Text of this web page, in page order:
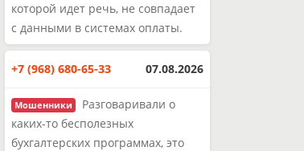
которой идет речь, не совпадает
с данными в системах оплаты.
+7 (968) 680-65-33 07.08.2026
Мошенники
Разговаривали о
каких-то бесполезных
бухгалтерских программах, это